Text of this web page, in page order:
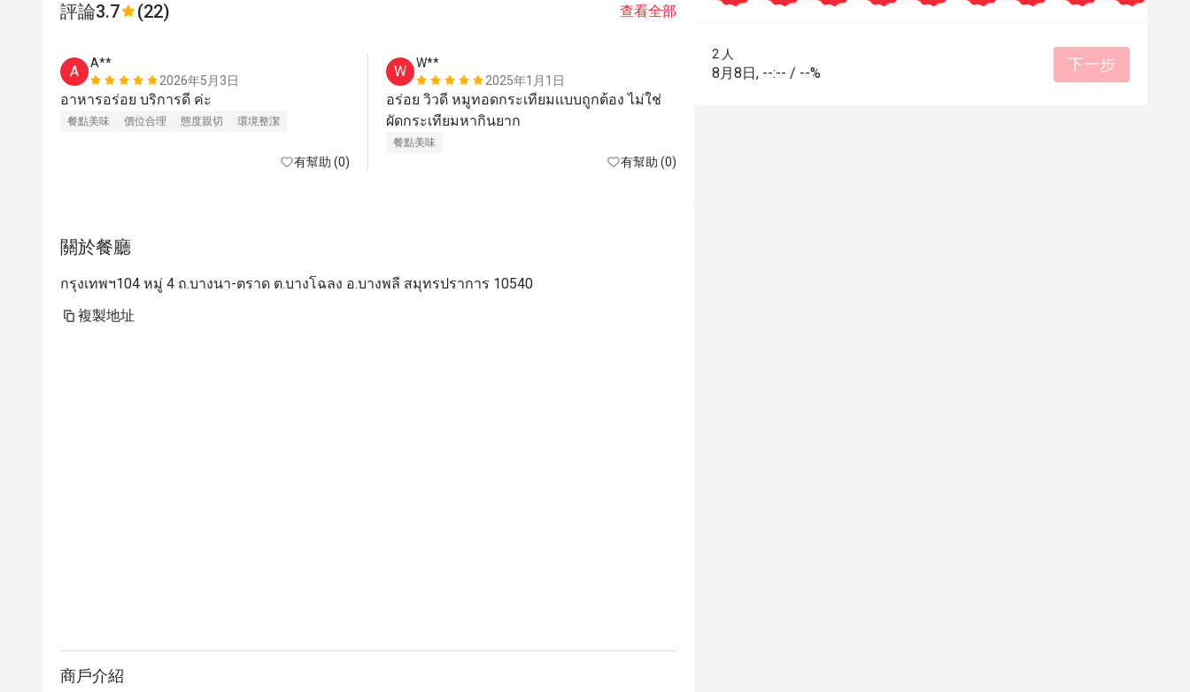
評論3.7 (22) 查看全部
A
A**
2026年5月3日
อาหารอร่อย บริการดี ค่ะ
餐點美味 價位合理 態度親切 環境整潔
有幫助 (0)
W
W**
2025年1月1日
อร่อย วิวดี หมูทอดกระเทียมเเบบถูกต้อง ไม่ใช่
餐點美味
有幫助 (0)
P
2024年5月13日
อ****************ร
關於餐廳
กรุงเทพฯ104 หมู่ 4 ถ.บางนา-ตราด ต.บางโฉลง อ.บางพลี สมุทรปราการ 10540
複製地址
商戶介紹
2 人
8月8日, --:-- / --% 下一步